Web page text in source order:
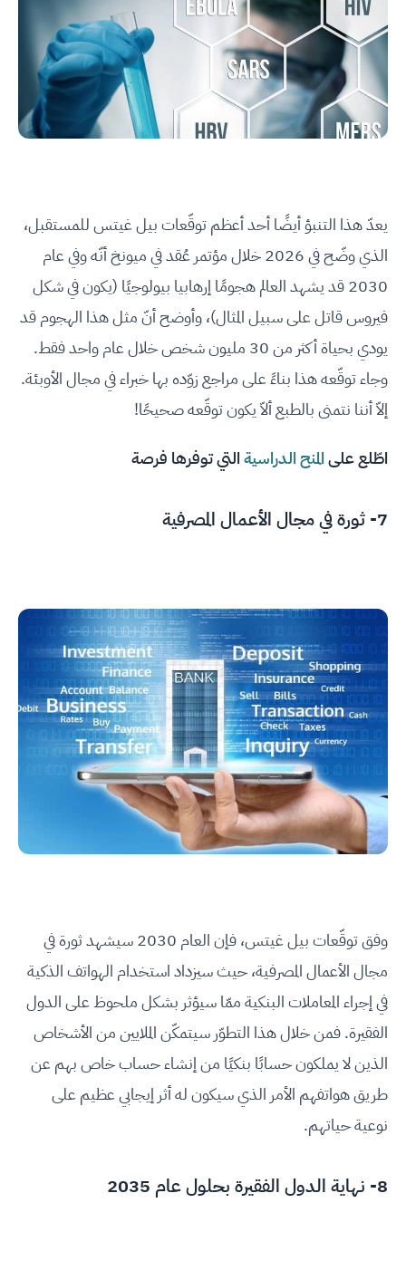
يعدّ هذا التنبؤ أيضًا أحد أعظم توقّعات بيل غيتس للمستقبل،
الذي وضّح في 2026 خلال مؤتمر عُقد في ميونخ أنّه وفي عام
2030 قد يشهد العالم هجومًا إرهابيا بيولوجيًا (يكون في شكل
فيروس قاتل على سبيل المثال)، وأوضح أنّ مثل هذا الهجوم قد
يودي بحياة أكثر من 30 مليون شخص خلال عام واحد فقط.
وجاء توقّعه هذا بناءً على مراجع زوّده بها خبراء في مجال الأوبئة.
إلاّ أننا نتمنى بالطبع ألاّ يكون توقّعه صحيحًا!
اطّلع علىالمنح الدراسيةالتي توفرها فرصة
7- ثورة في مجال الأعمال المصرفية
وفق توقّعات بيل غيتس، فإن العام 2030 سيشهد ثورة في
مجال الأعمال المصرفية، حيث سيزداد استخدام الهواتف الذكية
في إجراء المعاملات البنكية ممّا سيؤثر بشكل ملحوظ على الدول
الفقيرة. فمن خلال هذا التطوّر سيتمكّن الملايين من الأشخاص
الذين لا يملكون حسابًا بنكيًا من إنشاء حساب خاص بهم عن
طريق هواتفهم الأمر الذي سيكون له أثر إيجابي عظيم على
نوعية حياتهم.
8- نهاية الدول الفقيرة بحلول عام 2035